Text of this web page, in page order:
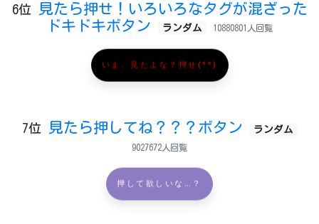
6位
見たら押せ！いろいろなタグが混ざった
ドキドキボタン
ランダム 10880801人回覧
いま、見たよな？押せ(^^)
7位 見たら押してね？？？ボタン ランダム
9027672人回覧
押して欲しいな…？